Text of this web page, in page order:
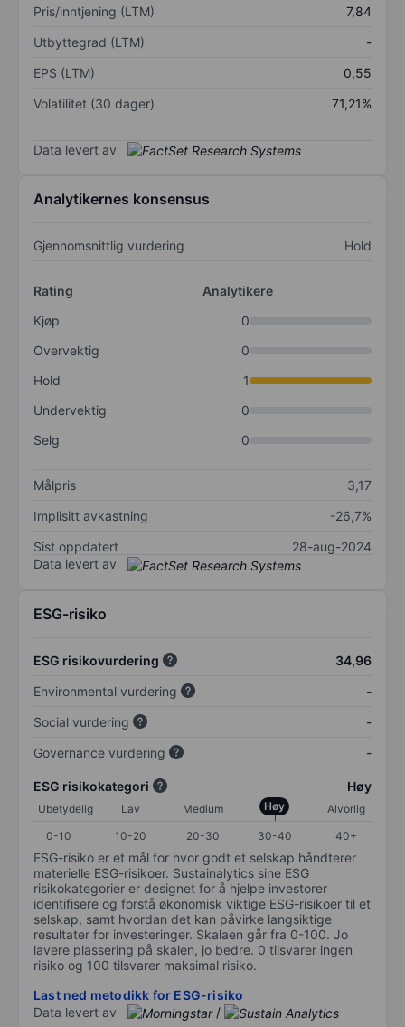
Pris/inntjening (LTM)
7,84
Utbyttegrad (LTM)
-
EPS (LTM)
0,55
Volatilitet (30 dager)
71,21%
Data levert av
Analytikernes konsensus
Gjennomsnittlig vurdering Hold
Rating
Analytikere
Kjøp
0
Overvektig
0
Hold
1
Undervektig
0
Selg
0
Målpris
3,17
Implisitt avkastning
-26,7%
Sist oppdatert
28-aug-2024
Data levert av
ESG-risiko
ESG risikovurdering
34,96
Environmental vurdering
-
Social vurdering
-
Governance vurdering
-
ESG risikokategori Høy
Ubetydelig Lav Medium Høy
Alvorlig
0-10
10-20 20-30 30-40 40+
ESG-risiko er et mål for hvor godt et selskap håndterer
materielle ESG-risikoer. Sustainalytics sine ESG
risikokategorier er designet for å hjelpe investorer
identifisere og forstå økonomisk viktige ESG-risikoer til et
selskap, samt hvordan det kan påvirke langsiktige
resultater for investeringer. Skalaen går fra 0-100. Jo
lavere plassering på skalen, jo bedre. 0 tilsvarer ingen
risiko og 100 tilsvarer maksimal risiko.
Last ned metodikk for ESG-risiko
Data levert av
/